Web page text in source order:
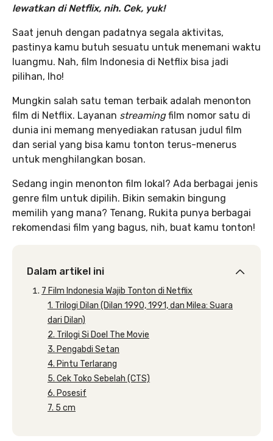
lewatkan di Netflix, nih. Cek, yuk!
Saat jenuh dengan padatnya segala aktivitas,
pastinya kamu butuh sesuatu untuk menemani waktu
luangmu. Nah, film Indonesia di Netflix bisa jadi
pilihan, lho!
Mungkin salah satu teman terbaik adalah menonton
film di Netflix. Layanan streamingfilm nomor satu di
dunia ini memang menyediakan ratusan judul film
dan serial yang bisa kamu tonton terus-menerus
untuk menghilangkan bosan.
Sedang ingin menonton film lokal? Ada berbagai jenis
genre film untuk dipilih. Bikin semakin bingung
memilih yang mana? Tenang, Rukita punya berbagai
rekomendasi film yang bagus, nih, buat kamu tonton!
Dalam artikel ini
7 Film Indonesia Wajib Tonton di Netflix
1. Trilogi Dilan (Dilan 1990, 1991, dan Milea: Suara
dari Dilan)
2. Trilogi Si Doel The Movie
3. Pengabdi Setan
4. Pintu Terlarang
5. Cek Toko Sebelah (CTS)
6. Posesif
7. 5 cm